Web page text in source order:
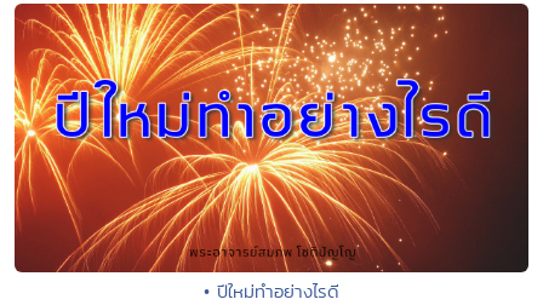
• ปีใหม่ทำอย่างไรดี